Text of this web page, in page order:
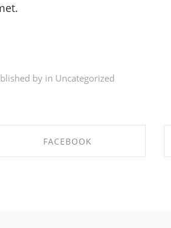
by in Uncategorized
FACEBOOK